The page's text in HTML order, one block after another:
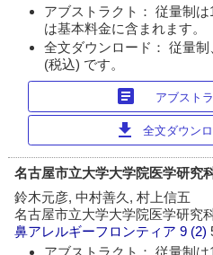
アブストラクト： 従量制
は基本料金に含まれます。
全文ダウンロード： 従量
(税込) です。
article アブスト
download 全文ダウン
名古屋市立大学大学院医学研究
鈴木元彦, 中村善久, 村上信五
名古屋市立大学大学院医学研究
鼻アレルギーフロンティア 9 (2)
アブストラクト： 従量制